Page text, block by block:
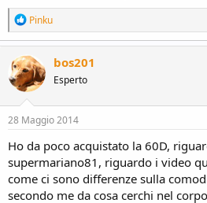
R
e
a
c
t
i
o
n
s
Pinku
bos201
Esperto
28 Maggio 2014
Ho da poco acquistato la 60D,
supermariano81, riguardo i video
come ci sono differenze sulla
secondo me da cosa cerchi nel